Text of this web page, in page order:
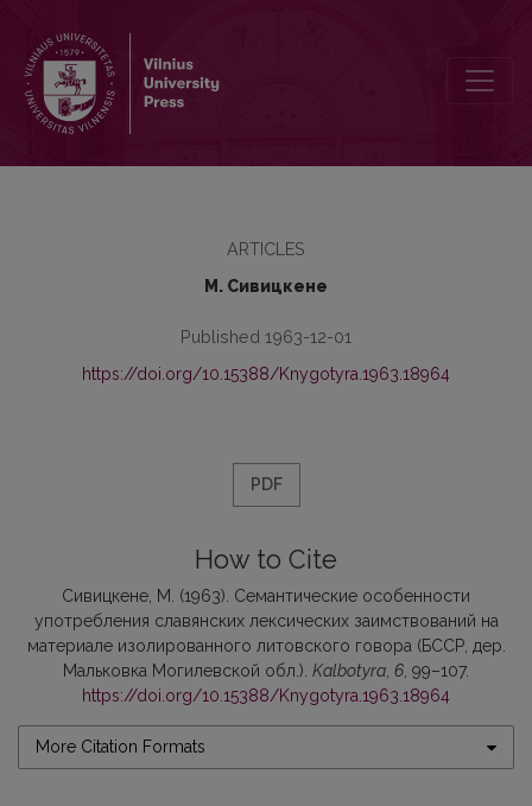
ARTICLES
М. Сивицкене
Published 1963-12-01
https://doi.org/10.15388/Knygotyra.1963.18964
PDF
How to Cite
Сивицкене, М. (1963). Семантические особенности
употребления славянских лексических заимствований на
материале изолированного литовского говора (БССР, дер.
Мальковка Могилевской обл.). Kalbotyra 6 , 99–107.
https://doi.org/10.15388/Knygotyra.1963.18964
More Citation Formats